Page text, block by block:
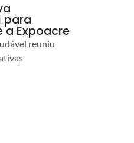
para
a Expoacre
reuniu